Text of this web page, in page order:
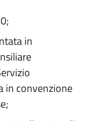
in
in convenzione